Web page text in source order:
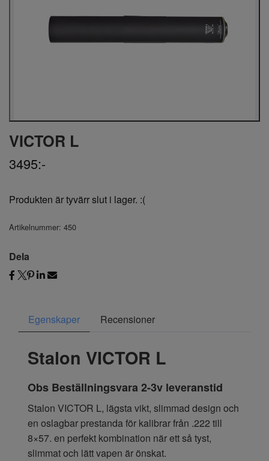
VICTOR L
3495:-
Produkten är tyvärr slut i lager. :(
Artikelnummer: 450
Dela
Egenskaper Recensioner
Stalon VICTOR L
Obs Beställningsvara 2-3v leveranstid
Stalon VICTOR L, lägsta vikt, slimmad design och
en oslagbar prestanda för kalibrar från .222 till
8×57. en perfekt kombination när ett så tyst,
slimmat och lätt vapen är önskat.